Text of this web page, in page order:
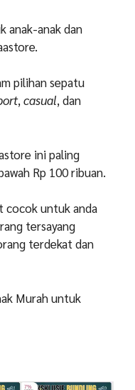
anak-anak dan
pilihan sepatu
, casual, dan
ini paling
Rp 100 ribuan.
cocok untuk anda
tersayang
terdekat dan
Murah untuk